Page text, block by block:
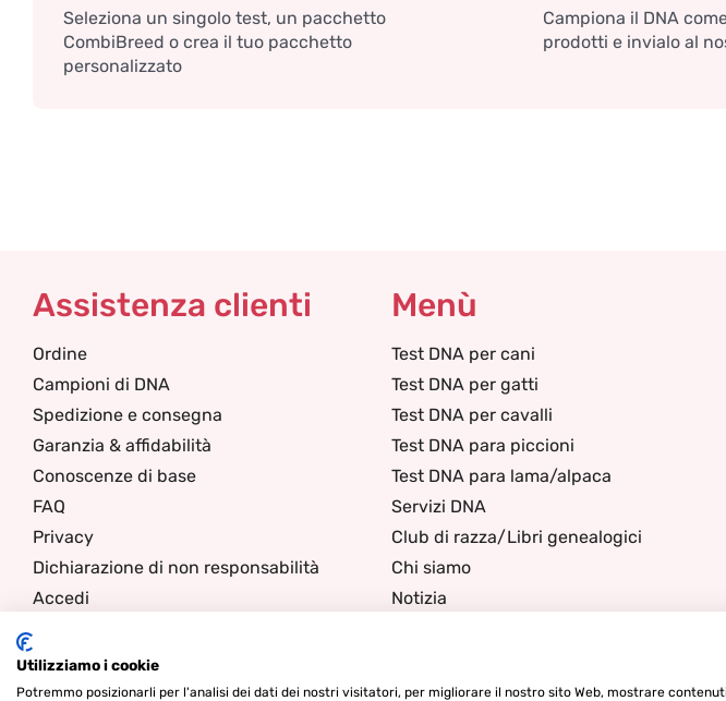
Seleziona un singolo test, un pacchetto
CombiBreed o crea il tuo pacchetto
personalizzato
Campiona il DNA
prodotti e invialo al
Assistenza clienti
Ordine
Campioni di DNA
Spedizione e consegna
Garanzia & affidabilità
Conoscenze di base
FAQ
Privacy
Dichiarazione di non responsabilità
Accedi
Menù
Test DNA per cani
Test DNA per gatti
Test DNA per cavalli
Test DNA para piccioni
Test DNA para lama/alpaca
Servizi DNA
Club di razza/Libri genealogici
Chi siamo
Notizia
Utilizziamo i cookie
Potremmo posizionarli per l'analisi dei dati dei nostri visitatori, per migliorare il nostro sito Web, mostrare